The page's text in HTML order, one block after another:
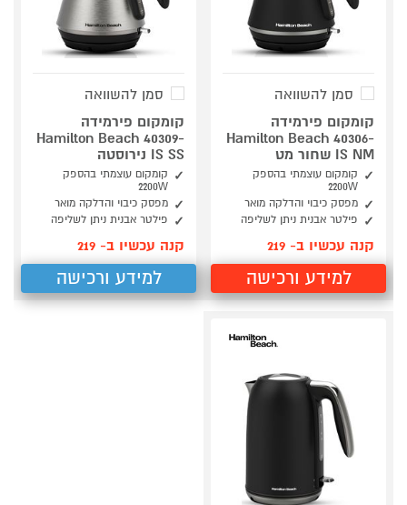
סמן להשוואה
קומקום פירמידה
Hamilton Beach 40306-
IS NM שחור מט
קומקום עוצמתי בהספק
2200W
מפסק כיבוי והדלקה מואר
פילטר אבנית ניתן לשליפה
קנה עכשיו ב- 219
למידע ורכישה
סמן להשוואה
קומקום פירמידה
Hamilton Beach 40309-
IS SS נירוסטה
קומקום עוצמתי בהספק
2200W
מפסק כיבוי והדלקה מואר
פילטר אבנית ניתן לשליפה
קנה עכשיו ב- 219
למידע ורכישה